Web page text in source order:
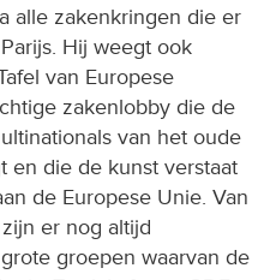
alle zakenkringen die er
Hij weegt ook
van Europese
zakenlobby die de
van het oude
en die de kunst verstaat
de Europese Unie. Van
er nog altijd
groepen waarvan de